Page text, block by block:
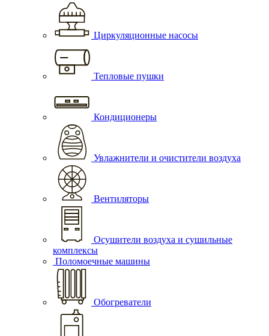
Циркуляционные насосы
Тепловые пушки
Кондиционеры
Увлажнители и очистители воздуха
Вентиляторы
Осушители воздуха и сушильные
комплексы
Поломоечные машины
Обогреватели